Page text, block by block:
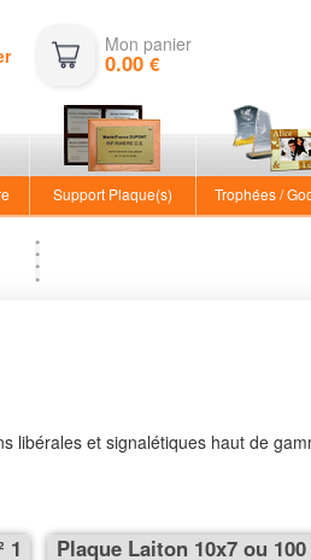
Mon panier
0.00€
Support Plaque(s) Trophées /
libérales et signalétiques haut de
1
Plaque Laiton 10x7 ou 100